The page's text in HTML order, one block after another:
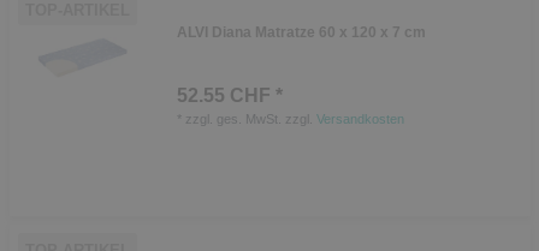
ALVI Diana Matratze 60 x 120 x 7 cm
52.55 CHF *
zzgl. ges. MwSt. zzgl. Versandkosten